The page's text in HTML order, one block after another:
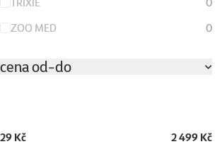
TRIXIE
0
ZOO MED
0
cena od-do
29 Kč 2 499 Kč